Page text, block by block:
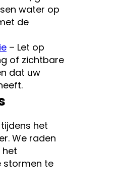
water op
de
– Let op
of zichtbare
dat uw
tijdens het
We raden
stormen te